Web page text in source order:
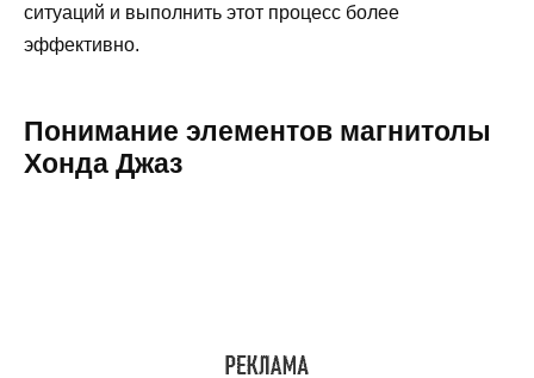
ситуаций и выполнить этот процесс более
эффективно.
Понимание элементов магнитолы
Хонда Джаз